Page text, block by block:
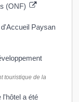
(ONF)
Paysan
touristique de la
l'hôtel a été